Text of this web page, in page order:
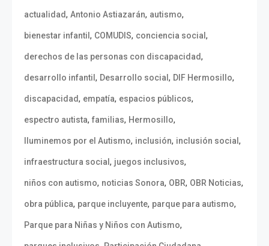
actualidad, Antonio Astiazarán, autismo,
bienestar infantil , COMUDIS, conciencia social ,
derechos de las personas con discapacidad,
desarrollo infantil , Desarrollo social , DIF Hermosillo,
discapacidad, empatía, espacios públicos,
espectro autista, familias, Hermosillo,
Iluminemos por el Autismo, inclusión, inclusión social ,
infraestructura social , juegos inclusivos,
niños con autismo, noticias Sonora, OBR, OBR Noticias,
obra pública, parque incluyente, parque para autismo,
Parque para Niñas y Niños con Autismo,